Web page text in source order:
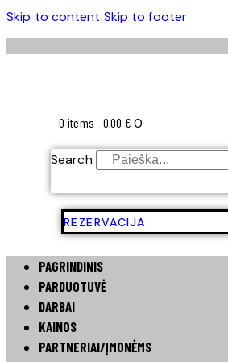
Skip to content Skip to footer
0 items -0,00 € 0
Search
REZERVACIJA
PAGRINDINIS
PARDUOTUVĖ
DARBAI
KAINOS
PARTNERIAI/ĮMONĖMS